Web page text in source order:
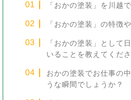
「おかの塗装」を川越
「おかの塗装」の特徴
「おかの塗装」として
いることを教えてくださ
おかの塗装でお仕事の
うな瞬間でしょうか？